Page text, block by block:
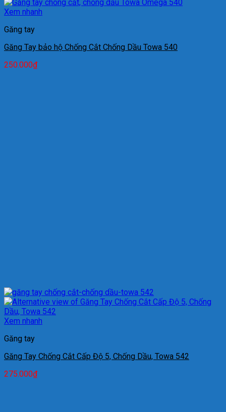
Xem nhanh
Găng tay
Găng Tay bảo hộ Chống Cắt Chống Dầu Towa 540
250.000₫
Xem nhanh
Găng tay
Găng Tay Chống Cắt Cấp Độ 5, Chống Dầu, Towa 542
275.000₫